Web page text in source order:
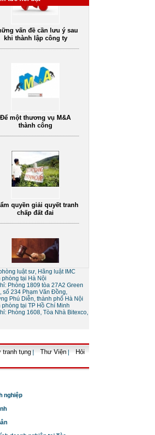
Để một thương vụ M&A
thành công
quyền giải quyết tranh
chấp đất đai
khác nhau giữa tố tụng
án và tố tụng bằng trọng
tài
nghiệp
Thủ tục tạm ngừng kinh
luật sư, Hãng luật IMC
phòng tại Hà Nội
Phòng 1809 tòa 27A2 Green
số 234 Phạm Văn Đồng,
Phú Diễn, thành phố Hà Nội
phòng tại TP Hồ Chí Minh
Phòng 1608, Tòa Nhà Bitexco,
tranh tụng Thư Viện
Hỏi
nghiệp